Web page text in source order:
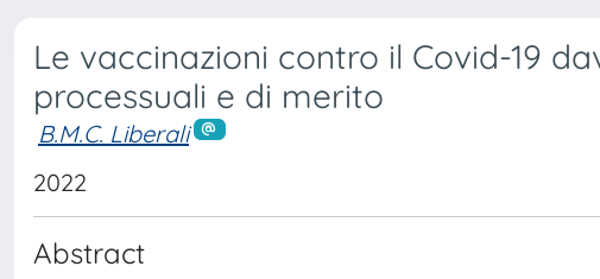
Le vaccinazioni contro il Covid-19
processuali e di merito
B.M.C. Liberali
2022
Abstract